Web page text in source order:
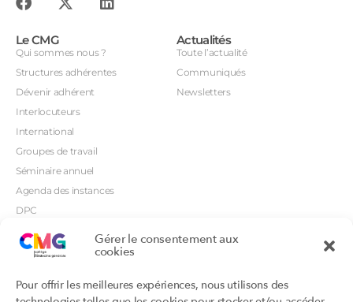
Gérer le consentement aux
cookies
Pour offrir les meilleures expériences, nous utilisons des
Le CMG
Qui sommes nous ?
Structures adhérentes
Dévenir adhérent
Interlocuteurs
International
Groupes de travail
Séminaire annuel
Agenda des instances
DPC
CSI
Orientations prioritaires
Actualités
Toute l’actualité
Communiqués
Newsletters
Productions
Productions du Collège
Portails
Annuaire DU/DIU